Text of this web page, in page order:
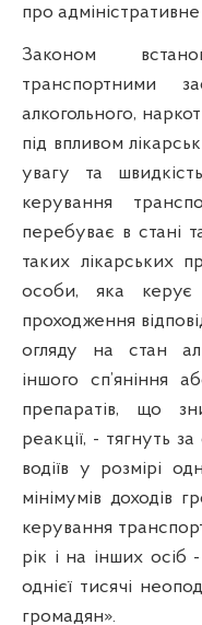
про
Законом
транспортними
алкогольного,
під впливом
увагу та
керування
перебуває в стані
таких лікарських
особи, яка керує
проходження
огляду на стан
іншого сп’яніння
препаратів, що
реакції, - тягнуть
водіїв у розмірі
мінімумів доходів
керування
рік і на інших осіб
однієї тисячі
громадян».